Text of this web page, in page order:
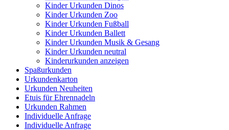
Kinder Urkunden Dinos
Kinder Urkunden Zoo
Kinder Urkunden Fußball
Kinder Urkunden Ballett
Kinder Urkunden Musik & Gesang
Kinder Urkunden neutral
Kinderurkunden anzeigen
Spaßurkunden
Urkundenkarton
Urkunden Neuheiten
Etuis für Ehrennadeln
Urkunden Rahmen
Individuelle Anfrage
Individuelle Anfrage